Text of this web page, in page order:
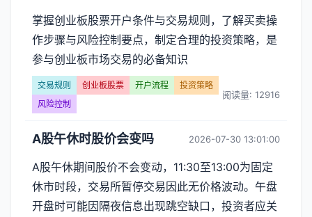
掌握创业板股票开户条件与交易规则，了解买卖操
作步骤与风险控制要点，制定合理的投资策略，是
参与创业板市场交易的必备知识
交易规则 创业板股票 开户流程
投资策略
风险控制
阅读量: 12916
A股午休时股价会变吗 2026-07-30 13:01:00
A股午休期间股价不会变动，11:30至13:00为固定
休市时段，交易所暂停交易因此无价格波动。午盘
开盘时可能因隔夜信息出现跳空缺口，投资者应关